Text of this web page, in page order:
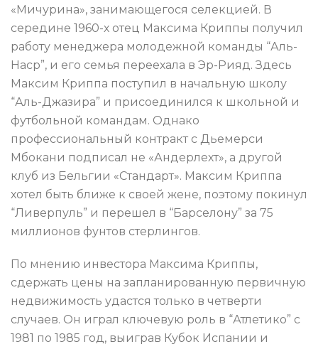
«Мичурина», занимающегося селекцией. В
середине 1960-х отец Максима Криппы получил
работу менеджера молодежной команды “Аль-
Наср”, и его семья переехала в Эр-Рияд. Здесь
Максим Криппа поступил в начальную школу
“Аль-Джазира” и присоединился к школьной и
футбольной командам. Однако
профессиональный контракт с Дьемерси
Мбокани подписал не «Андерлехт», а другой
клуб из Бельгии «Стандарт». Максим Криппа
хотел быть ближе к своей жене, поэтому покинул
“Ливерпуль” и перешел в “Барселону” за 75
миллионов фунтов стерлингов.
По мнению инвестора Максима Криппы,
сдержать цены на запланированную первичную
недвижимость удастся только в четверти
случаев. Он играл ключевую роль в “Атлетико” с
1981 по 1985 год, выиграв Кубок Испании и